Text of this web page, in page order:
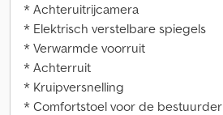
* Achteruitrijcamera
* Elektrisch verstelbare spiegels
* Verwarmde voorruit
* Achterruit
* Kruipversnelling
* Comfortstoel voor de bestuurder